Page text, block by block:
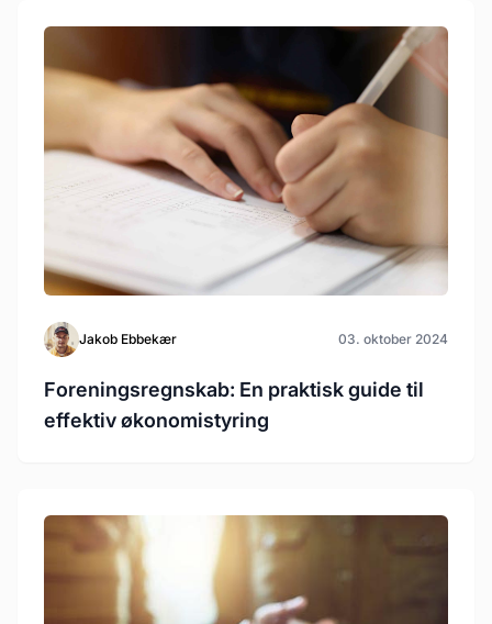
Jakob Ebbekær 03. oktober 2024
Foreningsregnskab: En praktisk guide til
effektiv økonomistyring